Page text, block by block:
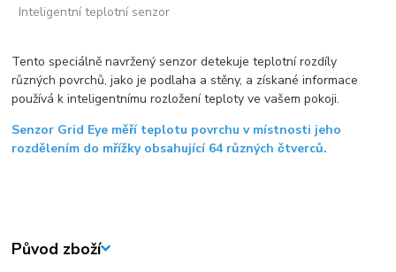
Inteligentní teplotní senzor
Tento speciálně navržený senzor detekuje teplotní rozdíly
různých povrchů, jako je podlaha a stěny, a získané informace
používá k inteligentnímu rozložení teploty ve vašem pokoji.
Senzor Grid Eye měří teplotu povrchu v místnosti jeho
rozdělením do mřížky obsahující 64 různých čtverců.
Původ zboží